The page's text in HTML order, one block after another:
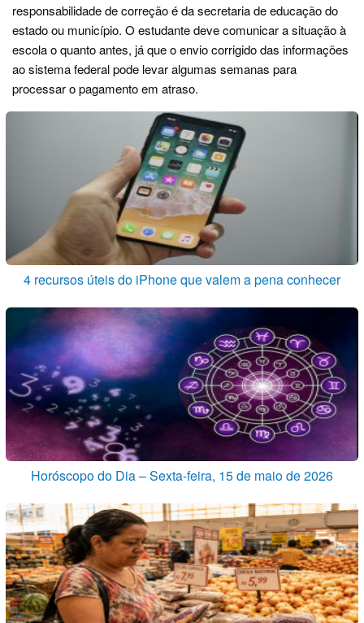
responsabilidade de correção é da secretaria de educação do
estado ou município. O estudante deve comunicar a situação à
escola o quanto antes, já que o envio corrigido das informações
ao sistema federal pode levar algumas semanas para
processar o pagamento em atraso.
4 recursos úteis do iPhone que valem a pena conhecer
Horóscopo do Dia – Sexta-feira, 15 de maio de 2026